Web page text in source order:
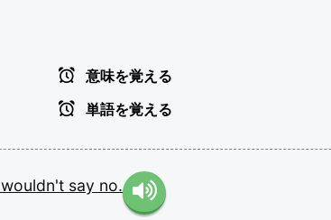
意味を覚える
単語を覚える
wouldn't say no.